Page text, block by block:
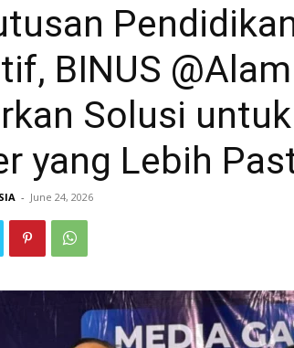
BINUS
Solusi
yang Lebih
- June 24, 2026